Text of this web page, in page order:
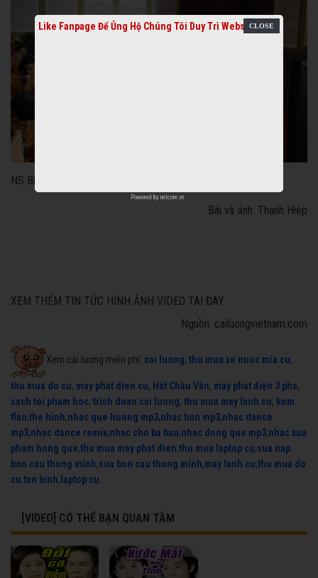
NS Bích Thủy trao quà cho trẻ em mồ côi chùa Từ Hạnh
Bài và ảnh: Thanh Hiệp
XEM THÊM TIN TỨC HÌNH ẢNH VIDEO TAI ĐAY
Nguồn: cailuongvietnam.com
Xem cải lương miễn phí: cai luong, thu mua xe nuoc mia cu,
thu mua do cu, may phat dien cu, Hát Chầu Văn, máy phát điện 3 pha,
sach toi pham hoc, trich doan cai luong, thu mua may lanh cu, kem
flan,the hinh,nhac que huong mp3,nhac han mp3,nhac dance
mp3,nhac dance remix,nhac cho ba bau,nhac dong que mp3,nhac xua
pham hong que,thu mua may phat dien,thu mua laptop cu,sua nap
bon cau thong minh,sua bon cau thong minh,may lanh cu,thu mua do
cu tan binh,laptop cu
[VIDEO] CÓ THỂ BẠN QUAN TÂM
Like Fanpage Để Ủng Hộ Chúng Tôi Duy Trì Website
Powered by netcore.vn